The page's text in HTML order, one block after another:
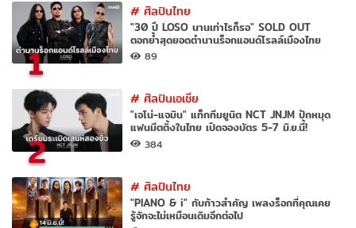
1
#ศิลปินไทย
"30 ปี LOSO นานเท่าไรก็รอ" SOLD OUT
ตอกย้ำสุดยอดตำนานร็อกแอนด์โรลล์เมืองไทย
89
2
#ศิลปินเอเชีย
"เจโน่-แจมิน" แท็กทีมยูนิต NCT JNJM ปักหมุด
แฟนมีตติ้งในไทย เปิดจองบัตร 5-7 มิ.ย.นี้!
384
#ศิลปินไทย
"PIANO & i" กับก้าวสำคัญ เพลงร็อกที่คุณเคย
รู้จักจะไม่เหมือนเดิมอีกต่อไป